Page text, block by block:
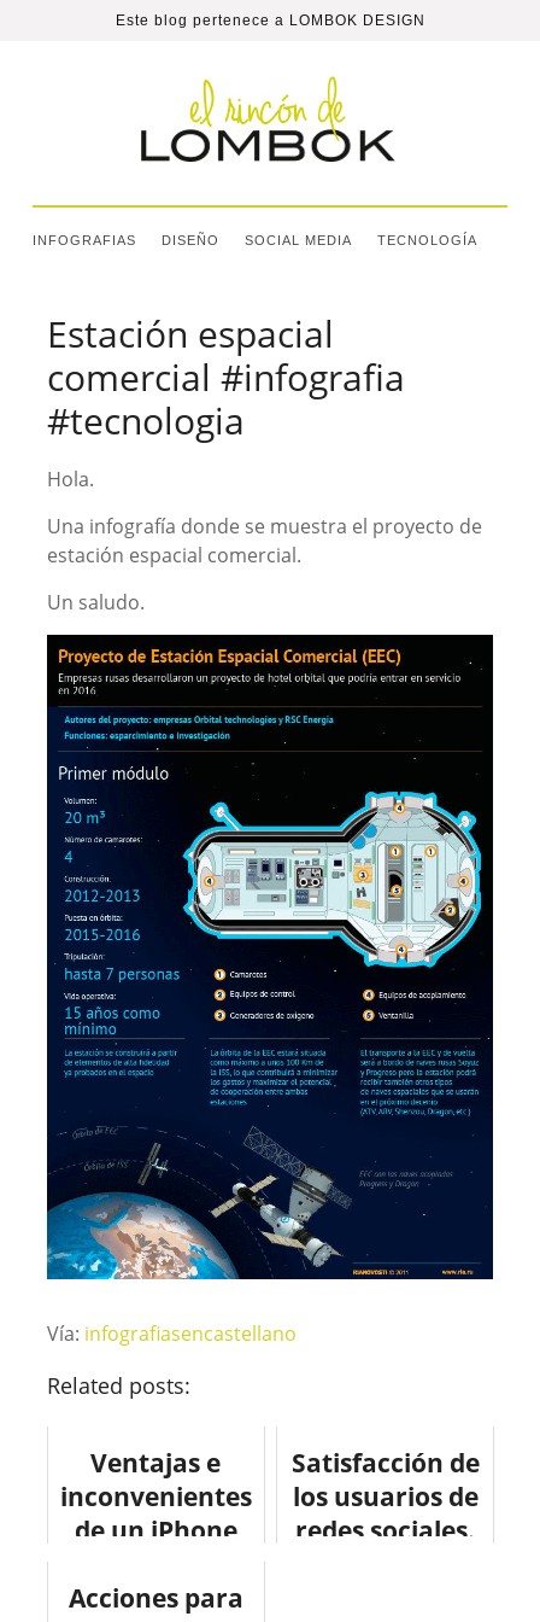
Este blog pertenece a LOMBOK DESIGN
INFOGRAFIAS DISEÑO SOCIAL MEDIA TECNOLOGÍA
Estación espacial
comercial #infografia
#tecnologia
Hola.
Una infografía donde se muestra el proyecto de
estación espacial comercial.
Un saludo.
Vía: infografiasencastellano
Related posts:
Ventajas e
inconvenientes
de un iPhone
4 pulgadas
Satisfacción de
los usuarios de
redes sociales.
Acciones para